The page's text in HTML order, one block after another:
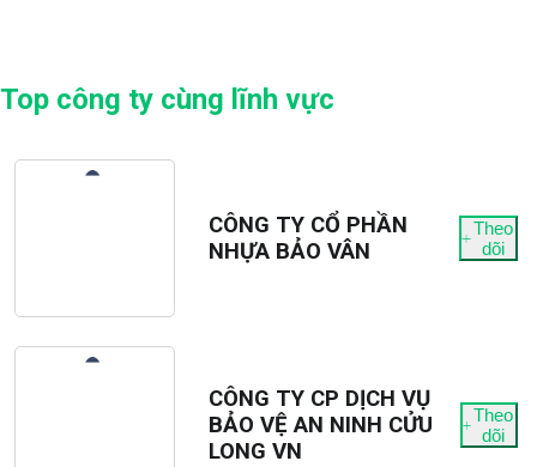
Bình Dương
- Tầng 6, toà nhà Kocham, NT8, Hoà Phú, TP Mới, Bình
????Mời bạn mạnh dạn ib và đặt lịch phỏng vấn:
Top công ty cùng lĩnh vực
CÔNG TY CỔ PHẦN
NHỰA BẢO VÂN
Theo
dõi
CÔNG TY CP DỊCH VỤ
BẢO VỆ AN NINH CỬU
LONG VN
Theo
dõi